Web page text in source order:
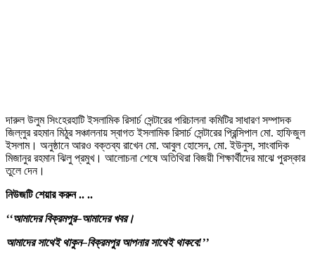
দারুল উলুম সিংহেরহাটি ইসলামিক রিসার্চ সেন্টারের পরিচালনা কমিটির সাধারণ সম্পাদক
জিল্লুর রহমান মিঠুর সঞ্চালনায় স্বাগত ইসলামিক রিসার্চ সেন্টারের প্রিন্সিপাল মো. হাফিজুল
ইসলাম। অনুষ্ঠানে আরও বক্তব্য রাখেন মো. আবুল হোসেন, মো. ইউনুস, সাংবাদিক
মিজানুর রহমান ঝিলু প্রমুখ। আলোচনা শেষে অতিথিরা বিজয়ী শিক্ষার্থীদের মাঝে পুরস্কার
তুলে দেন।
নিউজটি শেয়ার করুন.. ..
‘‘আমাদের বিক্রমপুর–আমাদের খবর।
আমাদের সাথেই থাকুন–বিক্রমপুর আপনার সাথেই থাকবে!’’